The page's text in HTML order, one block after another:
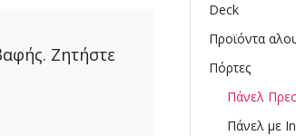
Ζητήστε
Deck
Προϊόντα
Πόρτες
Πάνελ
Πάνελ με